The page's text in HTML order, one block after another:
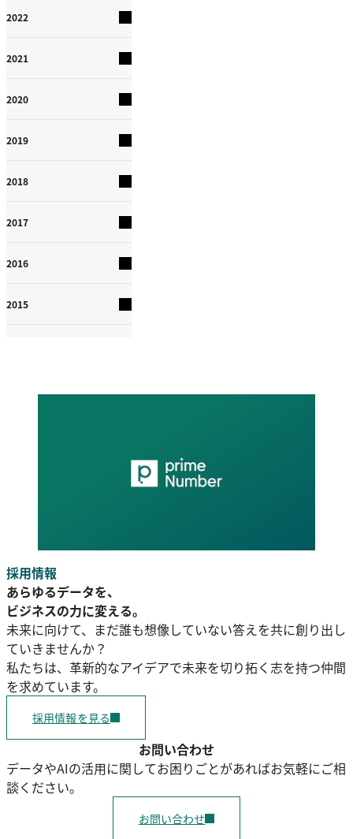
2022
2021
2020
2019
2018
2017
2016
2015
採用情報
あらゆるデータを、
ビジネスの力に変える。
未来に向けて、まだ誰も想像していない答えを共に創り出し
ていきませんか？
私たちは、革新的なアイデアで未来を切り拓く志を持つ仲間
を求めています。
採用情報を見る
お問い合わせ
データやAIの活用に関してお困りごとがあればお気軽にご相
談ください。
お問い合わせ